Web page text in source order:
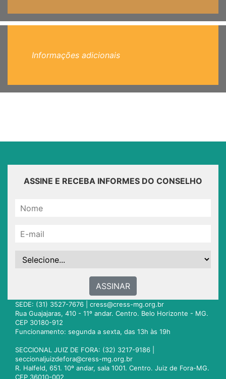
Informações adicionais
ASSINE E RECEBA INFORMES DO CONSELHO
ASSINAR
SEDE: (31) 3527-7676 | cress@cress-mg.org.br
Rua Guajajaras, 410 - 11º andar. Centro. Belo Horizonte - MG.
CEP 30180-912
Funcionamento: segunda a sexta, das 13h às 19h
SECCIONAL JUIZ DE FORA: (32) 3217-9186 |
seccionaljuizdefora@cress-mg.org.br
R. Halfeld, 651. 10º andar, sala 1001. Centro. Juiz de Fora-MG.
CEP 36010-002